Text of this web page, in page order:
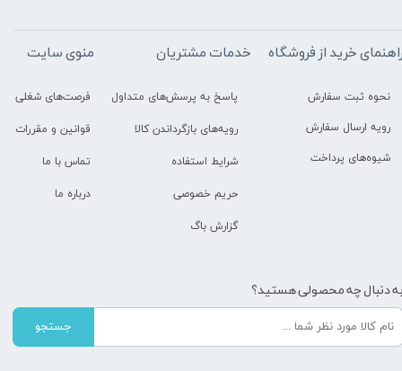
خرید از فروشگاه
نحوه ثبت سفارش
رویه ارسال سفارش
شیوه‌های پرداخت
خدمات مشتریان
پاسخ به پرسش‌های متداول
رویه‌های بازگرداندن کالا
شرایط استفاده
حریم خصوصی
گزارش باگ
منوی سایت
فرصت‌های شغلی
قوانین و مقررات
تماس با ما
درباره ما
دنبال چه محصولی هستید؟
جستجو